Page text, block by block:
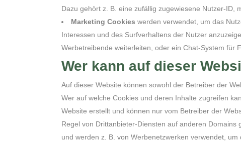
Dazu gehört z. B. eine zufällig zugewiesene Nutzer-ID,
Marketing Cookies werden verwendet, um das
Interessen und des Surfverhaltens der Nutzer
Werbetreibende weiterleiten, oder ein Chat-System für
Wer kann auf dieser
Auf dieser Website können sowohl der Betreiber der
Wer auf welche Cookies und deren Inhalte zugreifen
Website erstellt und können nur vom Betreiber der
Regel von Drittanbieter-Diensten auf anderen
und werden z. B. von Werbenetzwerken verwendet,